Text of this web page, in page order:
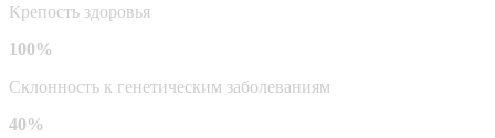
Крепость здоровья
100%
Склонность к генетическим заболеваниям
40%